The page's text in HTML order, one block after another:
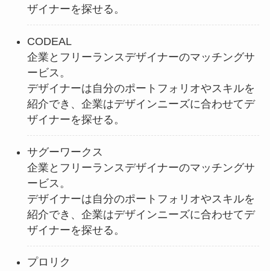
ザイナーを探せる。
CODEAL
企業とフリーランスデザイナーのマッチングサ
ービス。
デザイナーは自分のポートフォリオやスキルを
紹介でき、企業はデザインニーズに合わせてデ
ザイナーを探せる。
サグーワークス
企業とフリーランスデザイナーのマッチングサ
ービス。
デザイナーは自分のポートフォリオやスキルを
紹介でき、企業はデザインニーズに合わせてデ
ザイナーを探せる。
プロリク